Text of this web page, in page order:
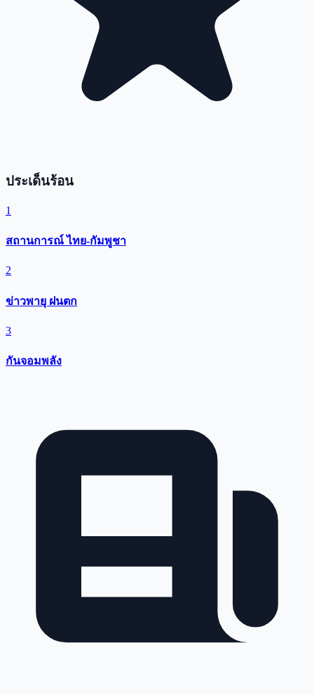
ประเด็นร้อน
1
สถานการณ์ ไทย-กัมพูชา
2
ข่าวพายุ ฝนตก
3
กันจอมพลัง